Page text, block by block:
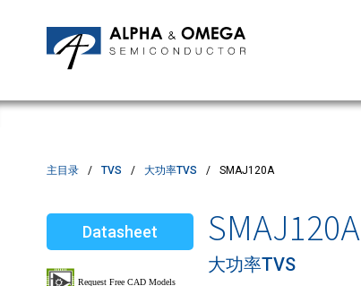
MOSFETs
Motor Control MCU's
TVS
质量与可靠性
客户满意度调查
主目录 TVS 大功率TVS SMAJ120A
Datasheet SMAJ120A
大功率TVS